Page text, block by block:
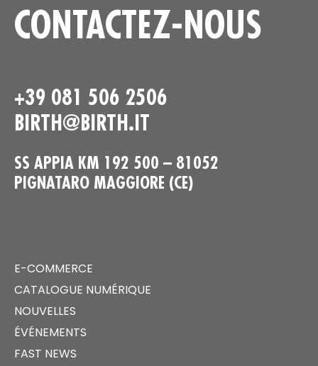
CONTACTEZ-NOUS
+39 081 506 2506
BIRTH@BIRTH.IT
SS APPIA KM 192 500 – 81052
PIGNATARO MAGGIORE (CE)
E-COMMERCE
CATALOGUE NUMÉRIQUE
NOUVELLES
ÉVÉNEMENTS
FAST NEWS